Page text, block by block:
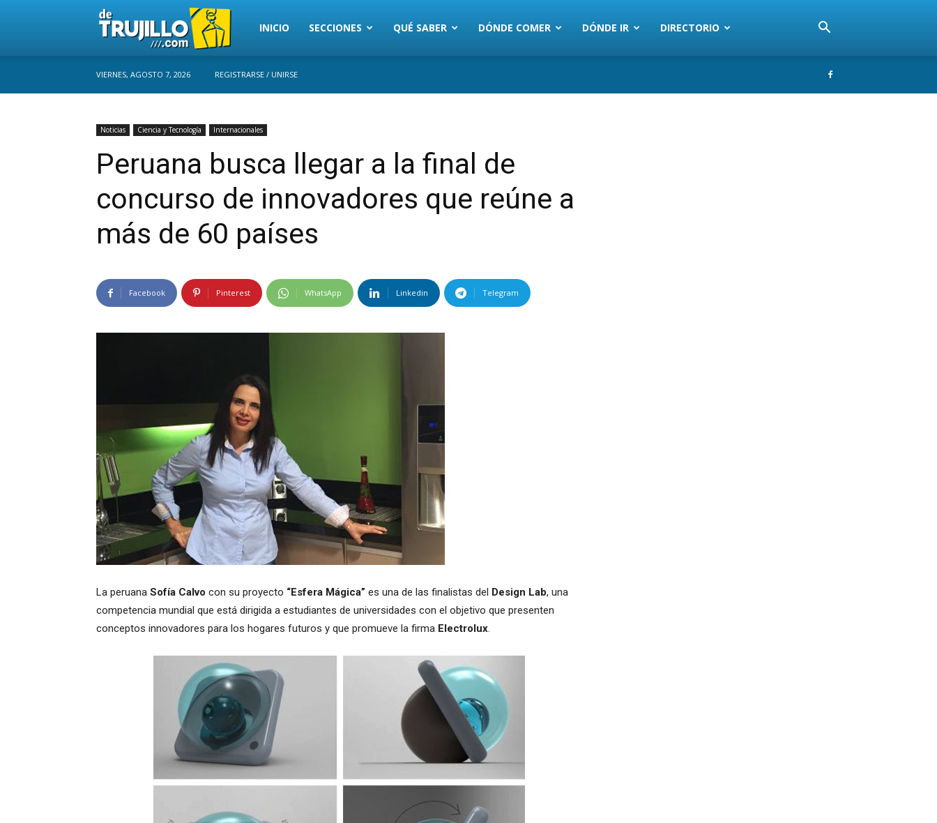
Trujillo
INICIO SECCIONES QUÉ SABER DÓNDE COMER DÓNDE IR DIRECTORIO
VIERNES, AGOSTO 7, 2026 REGISTRARSE / UNIRSE
Noticias Ciencia y Tecnología Internacionales
Peruana busca llegar a la final de
concurso de innovadores que reúne a
más de 60 países
Facebook Pinterest WhatsApp Linkedin Telegram
La peruana Sofía Calvo con su proyecto “Esfera Mágica” es una de las finalistas del Design Lab, una
competencia mundial que está dirigida a estudiantes de universidades con el objetivo que presenten
conceptos innovadores para los hogares futuros y que promueve la firma Electrolux.